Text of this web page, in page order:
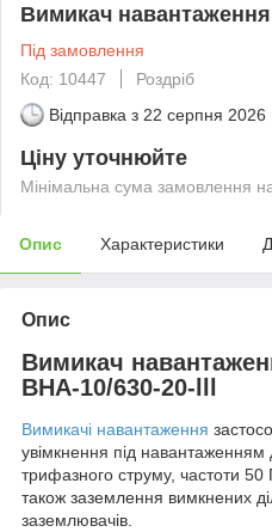
Вимикач
Під замовлення
Код: 10447
Роздріб
Відправка з 22 серпня 2026
Ціну уточнюйте
Мінімальна сума замовлення
Опис Характеристики
Опис
Вимикач
ВНА-10/630-20-lll
Вимикачі навантаження
увімкнення під навантаженням
трифазного струму, частоти
також заземлення вимкнених
заземлювачів.